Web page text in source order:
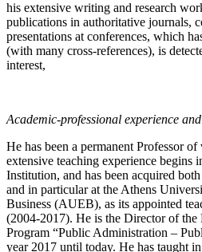
his extensive writing and research
publications in authoritative journals,
presentations at conferences, which
(with many cross-references), is
interest,
Academic-professional experience
He has been a permanent Professor
extensive teaching experience begins
Institution, and has been acquired
and in particular at the Athens
Business (AUEB), as its appointed
(2004-2017). He is the Director of the
Program “Public Administration –
year 2017 until today. He has taught